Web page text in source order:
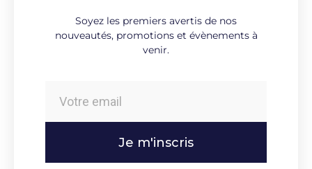
Soyez les premiers avertis de nos
nouveautés, promotions et évènements à
venir.
Je m'inscris